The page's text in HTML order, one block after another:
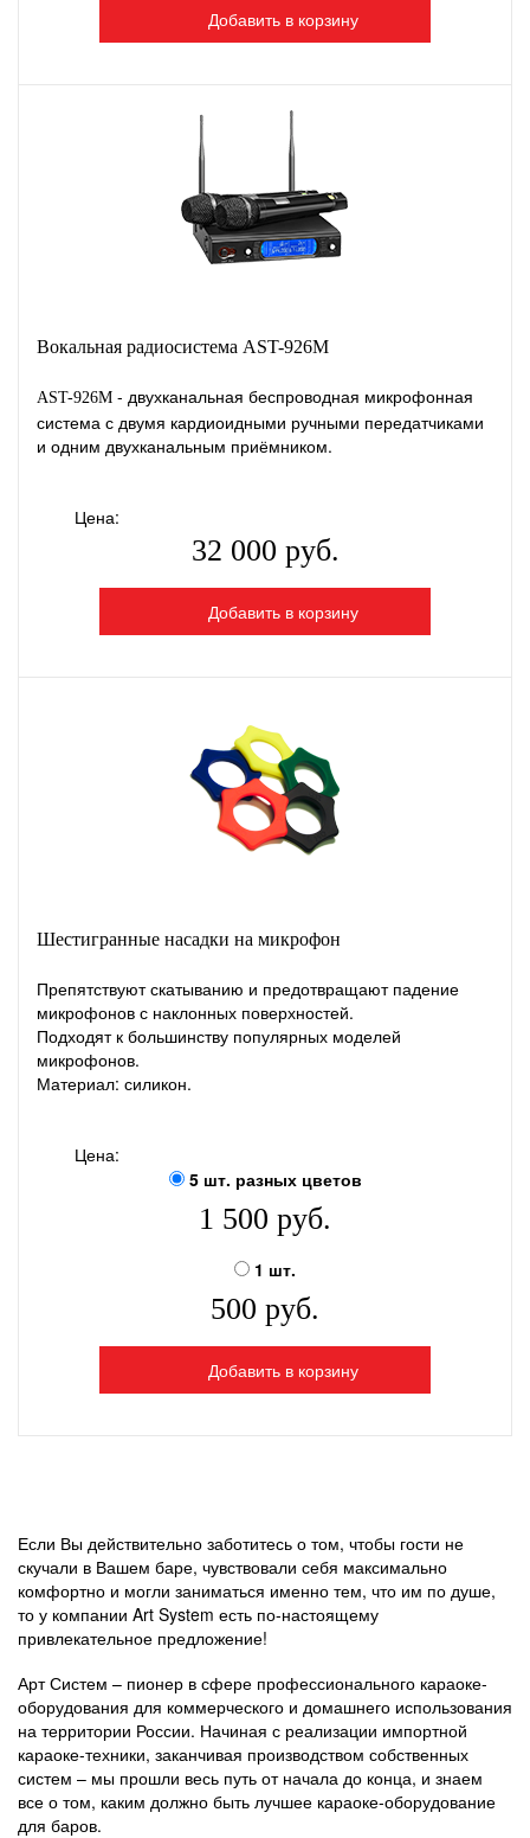
Добавить в корзину
Вокальная радиосистема AST-926M
AST-926M - двухканальная беспроводная микрофонная
система с двумя кардиоидными ручными передатчиками
и одним двухканальным приёмником.
Цена:
32 000 руб.
Добавить в корзину
Шестигранные насадки на микрофон
Препятствуют скатыванию и предотвращают падение
микрофонов с наклонных поверхностей.
Подходят к большинству популярных моделей
микрофонов.
Материал: силикон.
Цена:
5 шт. разных цветов
1 500 руб.
1 шт.
500 руб.
Добавить в корзину
Если Вы действительно заботитесь о том, чтобы гости не
скучали в Вашем баре, чувствовали себя максимально
комфортно и могли заниматься именно тем, что им по душе,
то у компании Art System есть по-настоящему
привлекательное предложение!
Арт Систем – пионер в сфере профессионального караоке-
оборудования для коммерческого и домашнего использования
на территории России. Начиная с реализации импортной
караоке-техники, заканчивая производством собственных
систем – мы прошли весь путь от начала до конца, и знаем
все о том, каким должно быть лучшее караоке-оборудование
для баров.